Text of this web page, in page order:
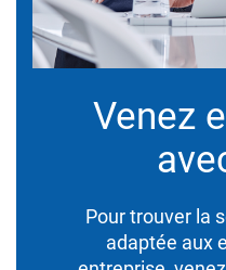
Venez
Pour trouver la
adaptée aux